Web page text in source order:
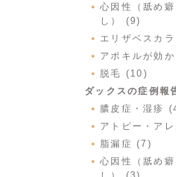
心因性（舐め
し） (9)
エリザベスカ
アポキルが効
脱毛 (10)
ダックスの症例報
膿皮症・湿疹
アトピー・ア
脂漏症 (7)
心因性（舐め